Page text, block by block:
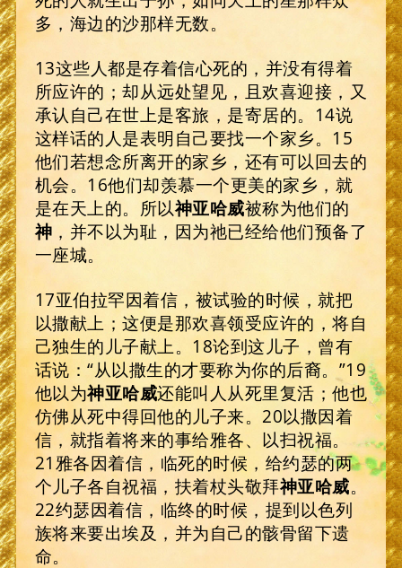
多，海边的沙那样无数。
13这些人都是存着信心死的，并没有得着
所应许的；却从远处望见，且欢喜迎接，又
承认自己在世上是客旅，是寄居的。14说
这样话的人是表明自己要找一个家乡。15
他们若想念所离开的家乡，还有可以回去的
机会。16他们却羡慕一个更美的家乡，就
是在天上的。所以神亚哈威被称为他们的
神 ，并不以为耻，因为祂已经给他们预备了
一座城。
17亚伯拉罕因着信，被试验的时候，就把
以撒献上；这便是那欢喜领受应许的，将自
己独生的儿子献上。18论到这儿子，曾有
话说：“从以撒生的才要称为你的后裔。”19
他以为神亚哈威还能叫人从死里复活；他也
仿佛从死中得回他的儿子来。20以撒因着
信，就指着将来的事给雅各、以扫祝福。
21雅各因着信，临死的时候，给约瑟的两
个儿子各自祝福，扶着杖头敬拜神亚哈威。
22约瑟因着信，临终的时候，提到以色列
族将来要出埃及，并为自己的骸骨留下遗
命。